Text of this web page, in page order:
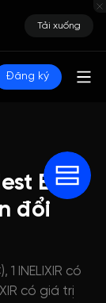
Tải xuống
Đăng ký
Elixir
đổi
INELIXIR có
có giá trị